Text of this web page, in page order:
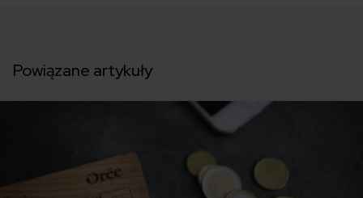
Powiązane artykuły